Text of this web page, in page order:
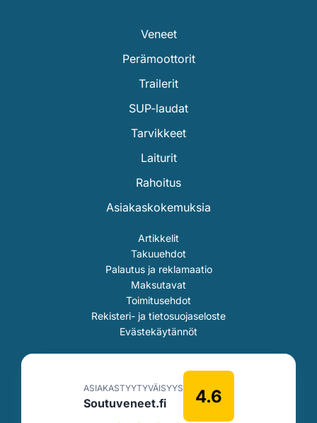
Veneet
Perämoottorit
Trailerit
SUP-laudat
Tarvikkeet
Laiturit
Rahoitus
Asiakaskokemuksia
Artikkelit
Takuuehdot
Palautus ja reklamaatio
Maksutavat
Toimitusehdot
Rekisteri- ja tietosuojaseloste
Evästekäytännöt
ASIAKASTYYTYVÄISYYS
Soutuveneet.fi 4.6